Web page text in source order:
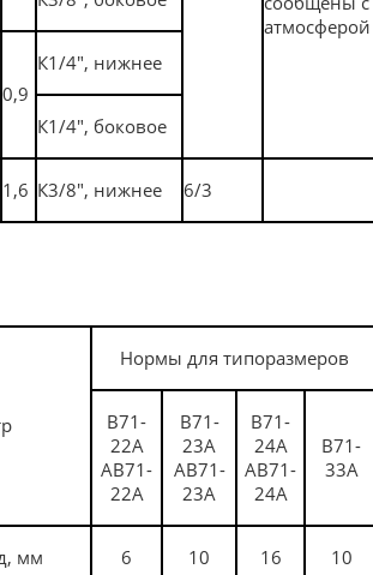
атмосферой
0,9
К1/4", нижнее
К1/4", боковое
1,6 К3/8", нижнее 6/3
Нормы для типоразмеров
В71-
22А
АВ71-
22А
В71-
23А
АВ71-
23А
В71-
24А
АВ71-
24А
В71-
33А
мм 6 10 16 10